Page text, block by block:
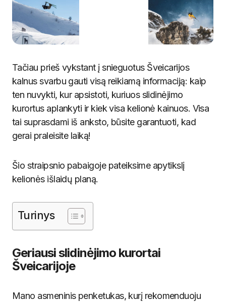
Tačiau prieš vykstant į snieguotus Šveicarijos
kalnus svarbu gauti visą reikiamą informaciją: kaip
ten nuvykti, kur apsistoti, kuriuos slidinėjimo
kurortus aplankyti ir kiek visa kelionė kainuos. Visa
tai suprasdami iš anksto, būsite garantuoti, kad
gerai praleisite laiką!
Šio straipsnio pabaigoje pateiksime apytikslį
kelionės išlaidų planą.
Turinys
Geriausi slidinėjimo kurortai
Šveicarijoje
Mano asmeninis penketukas, kurį rekomenduoju